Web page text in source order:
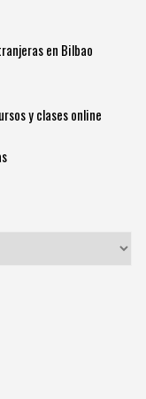
en Bilbao
y clases online